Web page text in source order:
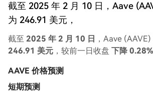
截至 2025 年 2 月 10 日，Aave
为 246.91 美元，
截至 2025 年 2 月 10 日 ，Aave
246.91 美元 ，较前一日收盘 下降 0.28%
AAVE 价格预测
短期预测